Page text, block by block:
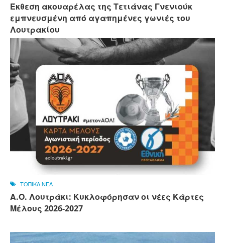
Έκθεση ακουαρέλας της Τετιάνας Γνενιούκ
εμπνευσμένη από αγαπημένες γωνιές του
Λουτρακίου
ΤΟΠΙΚΑ ΝΕΑ
Α.Ο. Λουτράκι: Κυκλοφόρησαν οι νέες Κάρτες
Μέλους 2026-2027